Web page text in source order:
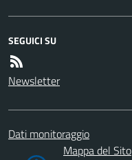
SEGUICI SU
Newsletter
Dati monitoraggio
Mappa del Sito